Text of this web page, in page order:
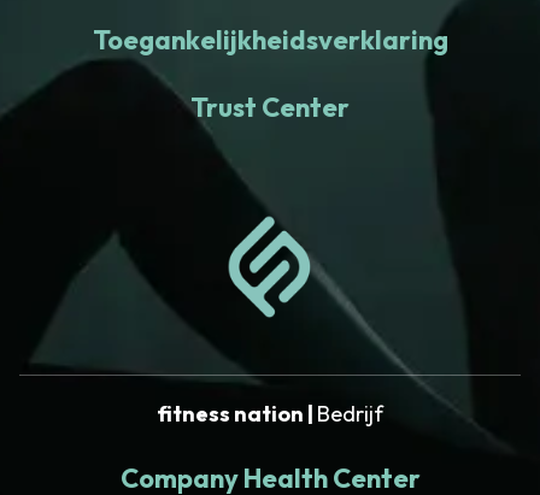
Toegankelijkheidsverklaring
Trust Center
fitness nation | Bedrijf
Company Health Center